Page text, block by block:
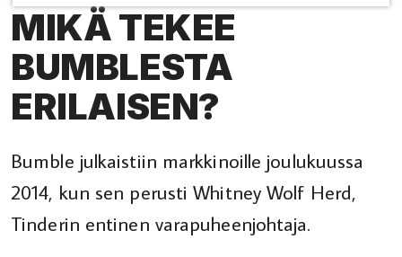
MIKÄ TEKEE
BUMBLESTA
ERILAISEN?
Bumble julkaistiin markkinoille joulukuussa
2014, kun sen perusti Whitney Wolf Herd,
Tinderin entinen varapuheenjohtaja.